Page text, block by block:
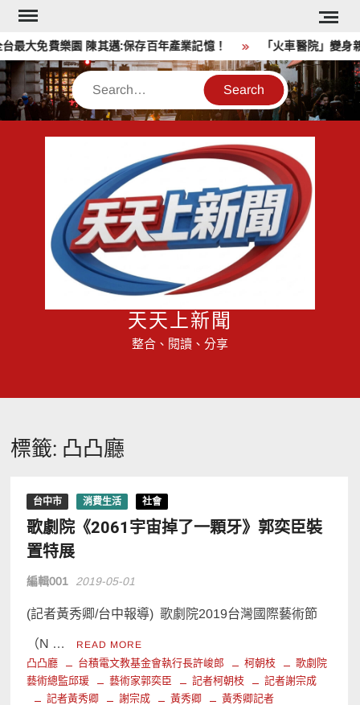
Skip
content
大免費樂園 陳其邁:保存百年產業記憶！ 「火車醫院」變身
Search
天天上新聞
整合、閱讀、分享
標籤: 凸凸廳
台中市 消費生活 社會
歌劇院《2061宇宙掉了一顆牙》郭奕臣裝
置特展
編輯001 2019-05-01
(記者黃秀卿/台中報導) 歌劇院2019台灣國際藝術節
（N … READ MORE
凸凸廳 台積電文教基金會執行長許峻郎 柯朝枝
歌劇院
藝術總監邱瑗
藝術家郭奕臣 記者柯朝枝
記者謝宗成
記者黃秀卿
謝宗成 黃秀卿 黃秀卿記者